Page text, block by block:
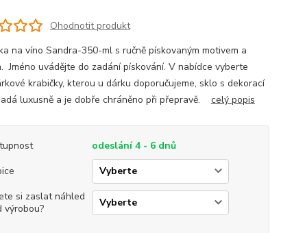
Ohodnotit produkt
na víno Sandra-350-ml s ručně pískovaným motivem a
Jméno uvádějte do zadání pískování. V nabídce vyberte
krabičky, kterou u dárku doporučujeme, sklo s dekorací
luxusně a je dobře chráněno při přepravě. celý popis
odeslání 4 - 6 dnů
si zaslat náhled
výrobou?